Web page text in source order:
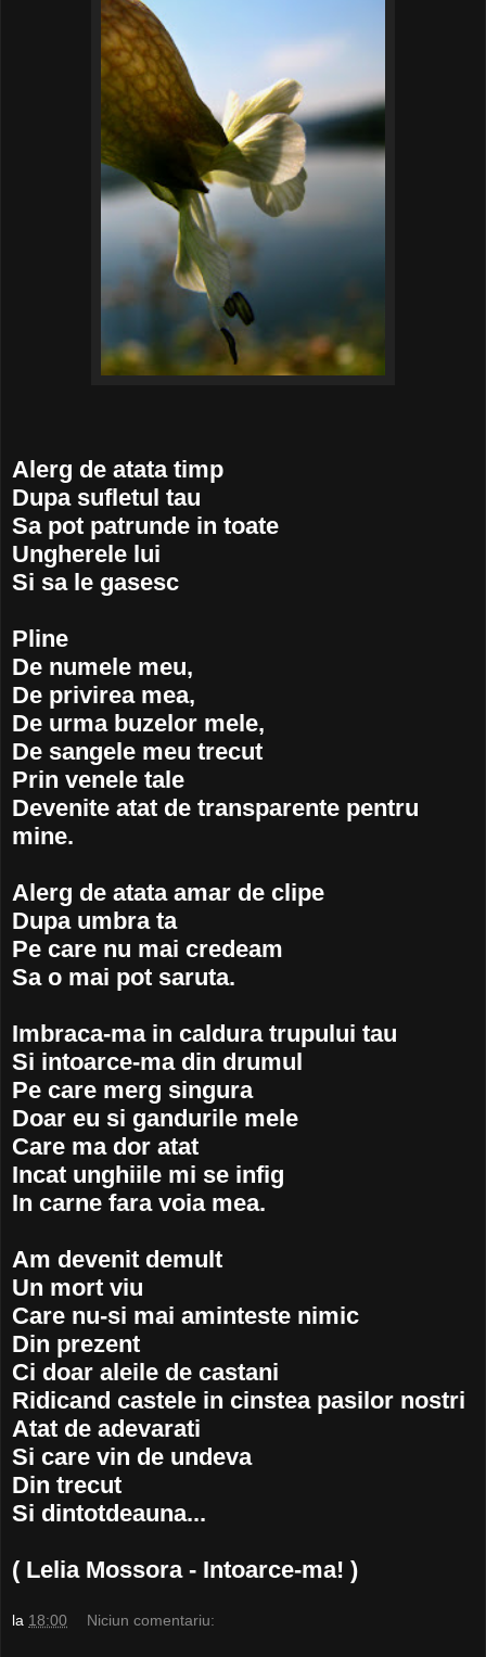
Alerg de atata timp
Dupa sufletul tau
Sa pot patrunde in toate
Ungherele lui
Si sa le gasesc
Pline
De numele meu,
De privirea mea,
De urma buzelor mele,
De sangele meu trecut
Prin venele tale
Devenite atat de transparente pentru
mine.
Alerg de atata amar de clipe
Dupa umbra ta
Pe care nu mai credeam
Sa o mai pot saruta.
Imbraca-ma in caldura trupului tau
Si intoarce-ma din drumul
Pe care merg singura
Doar eu si gandurile mele
Care ma dor atat
Incat unghiile mi se infig
In carne fara voia mea.
Am devenit demult
Un mort viu
Care nu-si mai aminteste nimic
Din prezent
Ci doar aleile de castani
Ridicand castele in cinstea pasilor nostri
Atat de adevarati
Si care vin de undeva
Din trecut
Si dintotdeauna...
( Lelia Mossora - Intoarce-ma! )
la 18:00 Niciun comentariu: